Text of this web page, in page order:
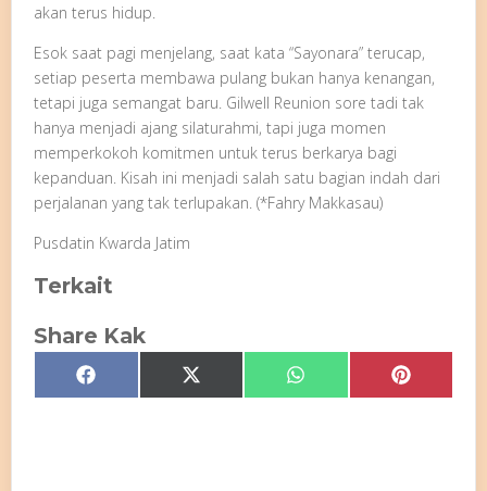
akan terus hidup.
Esok saat pagi menjelang, saat kata “Sayonara” terucap,
setiap peserta membawa pulang bukan hanya kenangan,
tetapi juga semangat baru. Gilwell Reunion sore tadi tak
hanya menjadi ajang silaturahmi, tapi juga momen
memperkokoh komitmen untuk terus berkarya bagi
kepanduan. Kisah ini menjadi salah satu bagian indah dari
perjalanan yang tak terlupakan. (*Fahry Makkasau)
Pusdatin Kwarda Jatim
Terkait
Share Kak
Share
on
Facebook Share
on
X
(Twitter)
Share
on
WhatsApp Share
on
Pinterest